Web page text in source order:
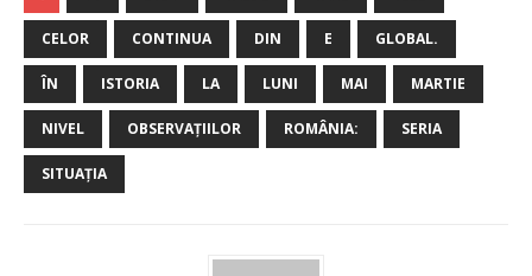
CELOR CONTINUA DIN E GLOBAL.
ÎN ISTORIA LA LUNI MAI MARTIE
NIVEL OBSERVAȚIILOR ROMÂNIA: SERIA
SITUAȚIA